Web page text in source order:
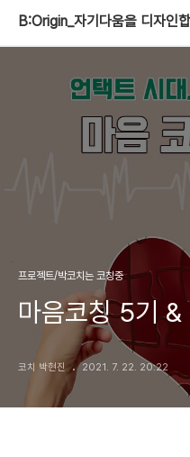
B:Origin_자기다움을 디자인
프로젝트/박코치는 코칭중
마음코칭 5기
코치 박현진 2021. 7. 22. 20:22